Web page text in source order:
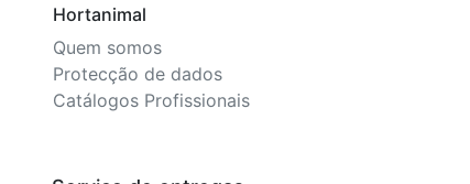
Hortanimal
Quem somos
Protecção de dados
Catálogos Profissionais